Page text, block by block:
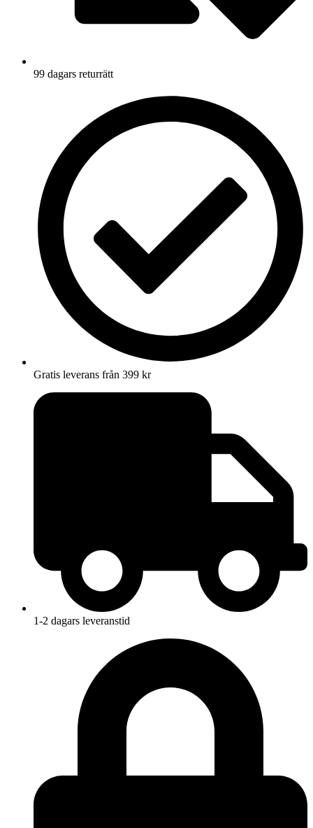
99 dagars returrätt
Gratis leverans från 399 kr
1-2 dagars leveranstid